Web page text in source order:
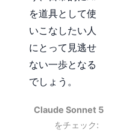
を道具として使
いこなしたい人
にとって見逃せ
ない一歩となる
でしょう。
Claude Sonnet 5
をチェック: